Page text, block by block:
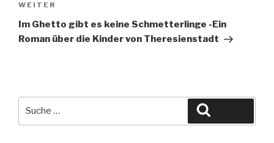
Nächster
Beitrag
WEITER
Im Ghetto gibt es keine Schmetterlinge -Ein
Roman über die Kinder von Theresienstadt